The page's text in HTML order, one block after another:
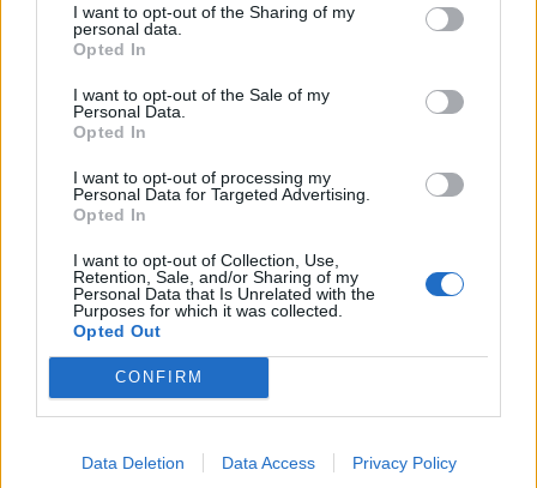
I want to opt-out of the Sharing of my
personal data.
Opted In
I want to opt-out of the Sale of my
Personal Data.
Opted In
I want to opt-out of processing my
Personal Data for Targeted Advertising.
Opted In
I want to opt-out of Collection, Use,
Retention, Sale, and/or Sharing of my
Personal Data that Is Unrelated with the
Purposes for which it was collected.
Opted Out
CONFIRM
Data Deletion Data Access Privacy Policy
Producent
Stigbergets Bryggeri
Volym
Pris
48,90 kr
Pris/liter
111,14 kr
Sortiment Artikelnummer
BERLINER WEISSE
Kvarnagårdens Bärfis
Recension
Ett trevligt ölnamn? Inte direkt. Inslag av
hallon, jordgubbar och citron. Något tunt och
enkelt. Godkänt.
Producent
Kvarnagårdens Bryggeri Sverige 4,0%
33,0 cl 21,90 kr 66,36 kr TSV